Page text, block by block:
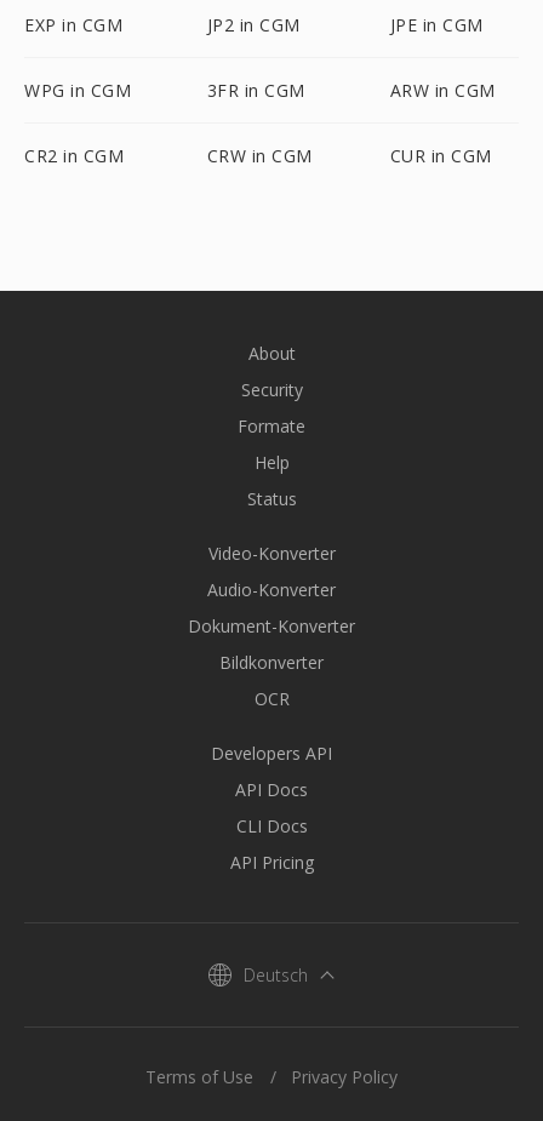
EXP in CGM JP2 in CGM JPE in CGM
WPG in CGM 3FR in CGM ARW in CGM
CR2 in CGM CRW in CGM CUR in CGM
About
Security
Formate
Help
Status
Video-Konverter
Audio-Konverter
Dokument-Konverter
Bildkonverter
OCR
Developers API
API Docs
CLI Docs
API Pricing
Deutsch
Terms of Use Privacy Policy